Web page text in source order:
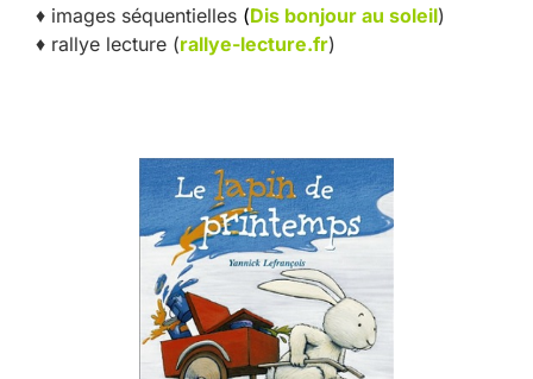
♦ images séquentielles (Dis bonjour au soleil)
♦ rallye lecture (rallye-lecture.fr)